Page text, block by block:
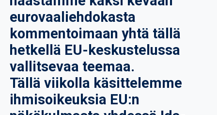
eurovaaliehdokasta
kommentoimaan yhtä tällä
hetkellä EU-keskustelussa
vallitsevaa teemaa.
Tällä viikolla käsittelemme
ihmisoikeuksia EU:n